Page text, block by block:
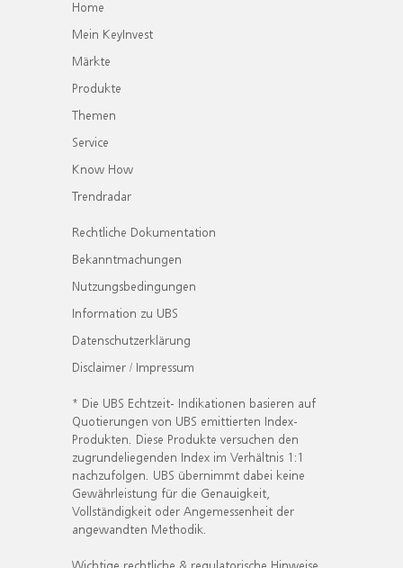
Home
Mein KeyInvest
Märkte
Produkte
Themen
Service
Know How
Trendradar
Rechtliche Dokumentation
Bekanntmachungen
Nutzungsbedingungen
Information zu UBS
Datenschutzerklärung
Disclaimer / Impressum
* Die UBS Echtzeit- Indikationen basieren auf
Quotierungen von UBS emittierten Index-
Produkten. Diese Produkte versuchen den
zugrundeliegenden Index im Verhältnis 1:1
nachzufolgen. UBS übernimmt dabei keine
Gewährleistung für die Genauigkeit,
Vollständigkeit oder Angemessenheit der
angewandten Methodik.